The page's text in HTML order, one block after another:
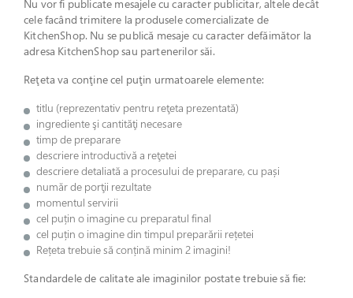
Nu vor fi publicate mesajele cu caracter publicitar, altele decât
cele facând trimitere la produsele comercializate de
KitchenShop. Nu se publică mesaje cu caracter defăimător la
adresa KitchenShop sau partenerilor săi.
Reţeta va conţine cel puţin urmatoarele elemente:
titlu (reprezentativ pentru reţeta prezentată)
ingrediente şi cantităţi necesare
timp de preparare
descriere introductivă a reţetei
descriere detaliată a procesului de preparare, cu pași
număr de porţii rezultate
momentul servirii
cel puțin o imagine cu preparatul final
cel puțin o imagine din timpul preparării rețetei
Rețeta trebuie să conțină minim 2 imagini!
Standardele de calitate ale imaginilor postate trebuie să fie: